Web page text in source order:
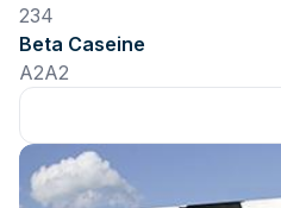
234
Beta Caseine
A2A2